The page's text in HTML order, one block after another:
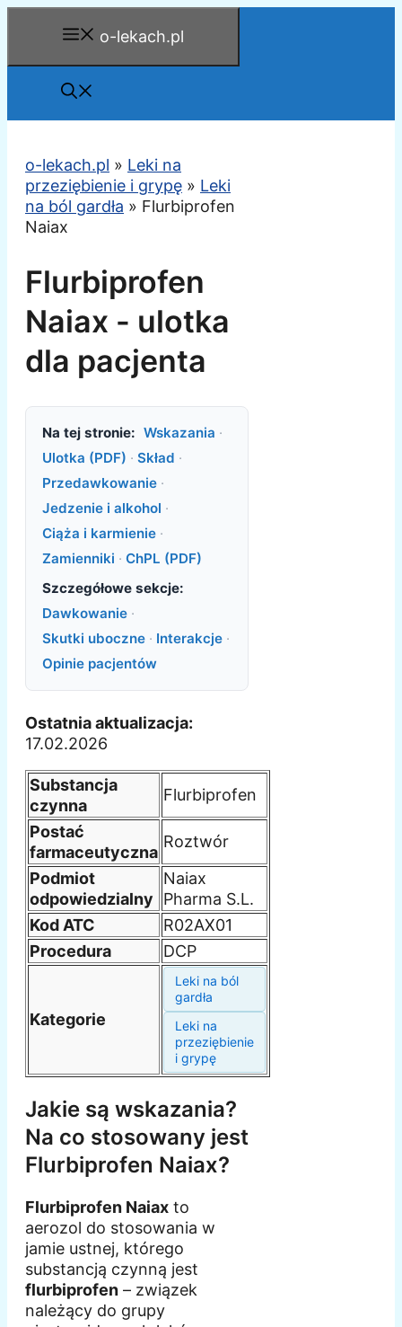
o-lekach.pl
o-lekach.pl » Leki na
przeziębienie i grypę » Leki
na ból gardła » Flurbiprofen
Naiax
Flurbiprofen
Naiax - ulotka
dla pacjenta
Na tej stronie: Wskazania ·
Ulotka (PDF) · Skład ·
Przedawkowanie ·
Jedzenie i alkohol ·
Ciąża i karmienie ·
Zamienniki · ChPL (PDF)
Szczegółowe sekcje:
Dawkowanie ·
Skutki uboczne · Interakcje ·
Opinie pacjentów
Ostatnia aktualizacja:
17.02.2026
Substancja
czynna
Flurbiprofen
Postać
farmaceutyczna
Roztwór
Podmiot
odpowiedzialny
Naiax
Pharma S.L.
Kod ATC
R02AX01
Procedura
DCP
Kategorie
Leki na ból
gardła
Leki na
przeziębienie
i grypę
Jakie są wskazania?
Na co stosowany jest
Flurbiprofen Naiax?
Flurbiprofen Naiax to
aerozol do stosowania w
jamie ustnej, którego
substancją czynną jest
flurbiprofen – związek
należący do grupy